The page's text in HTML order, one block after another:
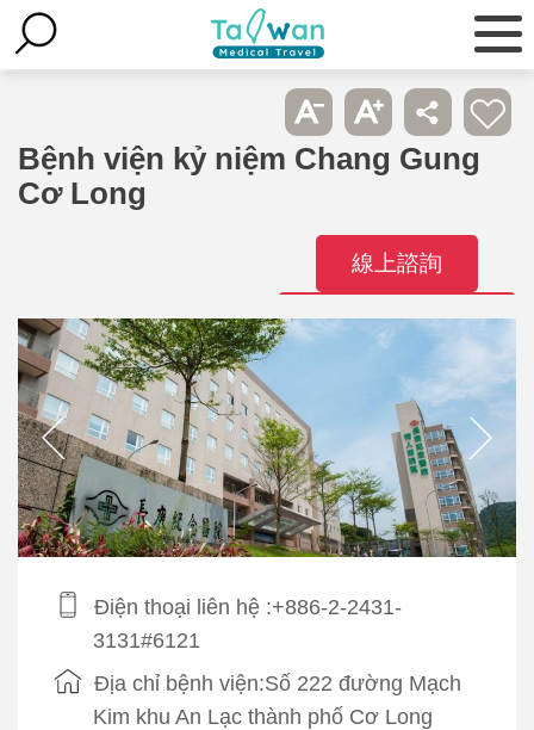
Bệnh viện kỷ niệm Chang Gung
Cơ Long
線上諮詢
Liên hệ bệnh
Điện thoại liên hệ :+886-2-2431-
3131#6121
Địa chỉ bệnh viện:Số 222 đường Mạch
Kim khu An Lạc thành phố Cơ Long